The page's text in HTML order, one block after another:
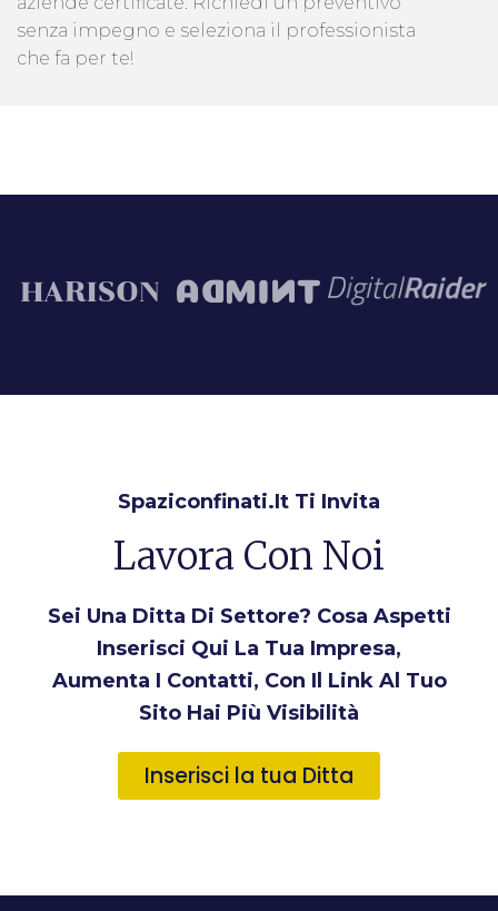
senza impegno e seleziona il professionista
che fa per te!
Spaziconfinati.it Ti Invita
Lavora Con Noi
Sei Una Ditta Di Settore? Cosa Aspetti
Inserisci Qui La Tua Impresa,
Aumenta I Contatti, Con Il Link Al Tuo
Sito Hai Più Visibilità
Inserisci la tua Ditta